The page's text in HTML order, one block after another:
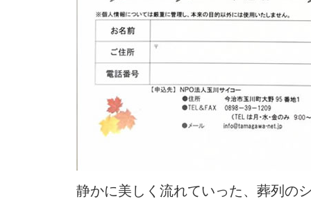
静かに美しく流れていった、葬列の